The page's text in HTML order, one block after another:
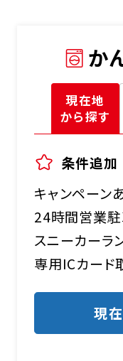
か
現在地
から探す
条件追加
キャンペーン
24時間営業
スニーカーラ
専用ICカード